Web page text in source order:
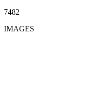
7482
IMAGES